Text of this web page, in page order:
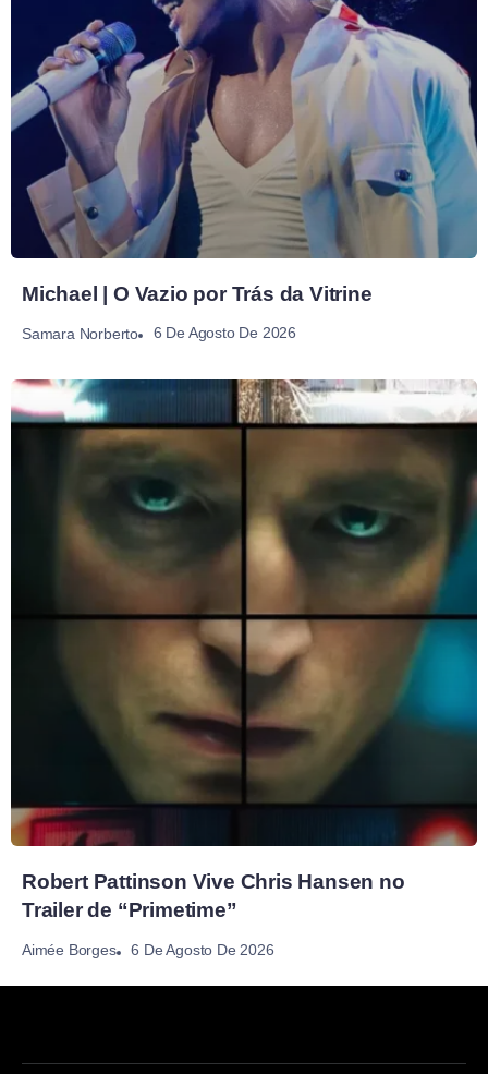
Michael | O Vazio por Trás da Vitrine
Samara Norberto 6 De Agosto De 2026
Robert Pattinson Vive Chris Hansen no
Trailer de “Primetime”
Aimée Borges 6 De Agosto De 2026